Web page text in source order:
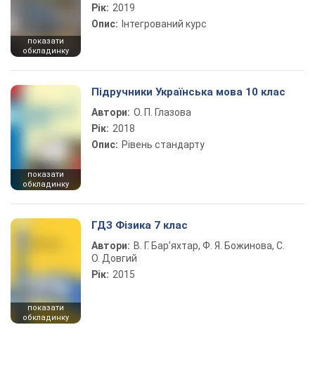
показати
обкладинку
Рік: 2019
Опис: Інтегрований курс
показати
обкладинку
Підручники Українська мова 10 клас
Автори: О. П. Глазова
Рік: 2018
Опис: Рівень стандарту
показати
обкладинку
ГДЗ Фізика 7 клас
Автори: В. Г. Бар’яхтар, Ф. Я. Божинова, С.
О. Довгий
Рік: 2015